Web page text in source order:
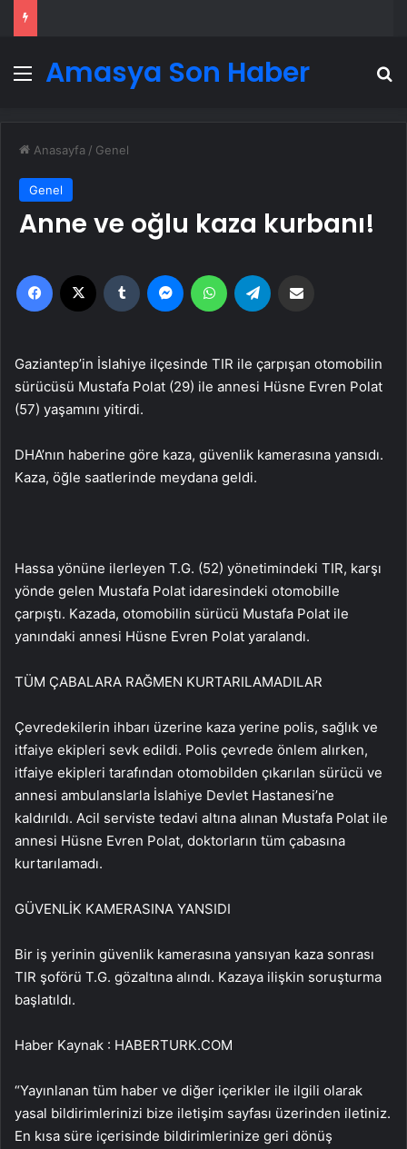
Menü
Amasya Son Haber
Anasayfa / Genel
Genel
Anne ve oğlu kaza kurbanı!
Facebook Tumblr MessengerWhatsApp
Gaziantep’in İslahiye ilçesinde TIR ile çarpışan otomobilin
sürücüsü Mustafa Polat (29) ile annesi Hüsne Evren Polat
(57) yaşamını yitirdi.
DHA’nın haberine göre kaza, güvenlik kamerasına yansıdı.
Kaza, öğle saatlerinde meydana geldi.
Hassa yönüne ilerleyen T.G. (52) yönetimindeki TIR, karşı
yönde gelen Mustafa Polat idaresindeki otomobille
çarpıştı. Kazada, otomobilin sürücü Mustafa Polat ile
yanındaki annesi Hüsne Evren Polat yaralandı.
TÜM ÇABALARA RAĞMEN KURTARILAMADILAR
Çevredekilerin ihbarı üzerine kaza yerine polis, sağlık ve
itfaiye ekipleri sevk edildi. Polis çevrede önlem alırken,
itfaiye ekipleri tarafından otomobilden çıkarılan sürücü ve
annesi ambulanslarla İslahiye Devlet Hastanesi’ne
kaldırıldı. Acil serviste tedavi altına alınan Mustafa Polat ile
annesi Hüsne Evren Polat, doktorların tüm çabasına
kurtarılamadı.
GÜVENLİK KAMERASINA YANSIDI
Bir iş yerinin güvenlik kamerasına yansıyan kaza sonrası
TIR şoförü T.G. gözaltına alındı. Kazaya ilişkin soruşturma
başlatıldı.
Haber Kaynak : HABERTURK.COM
“Yayınlanan tüm haber ve diğer içerikler ile ilgili olarak
yasal bildirimlerinizi bize iletişim sayfası üzerinden iletiniz.
En kısa süre içerisinde bildirimlerinize geri dönüş